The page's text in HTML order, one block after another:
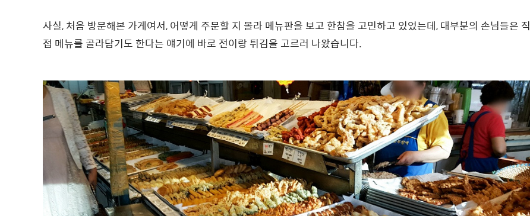
사실, 처음 방문해본 가게여서, 어떻게 주문할 지 몰라 메뉴판을 보고 한참을 고민하고 있었는데, 대부분의 손님들은 직
접 메뉴를 골라담기도 한다는 얘기에 바로 전이랑 튀김을 고르러 나왔습니다.